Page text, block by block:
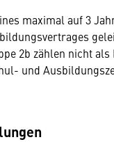
maximal auf 3
2b zählen nicht
und